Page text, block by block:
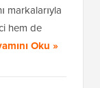
markalarıyla
hem de
Oku »